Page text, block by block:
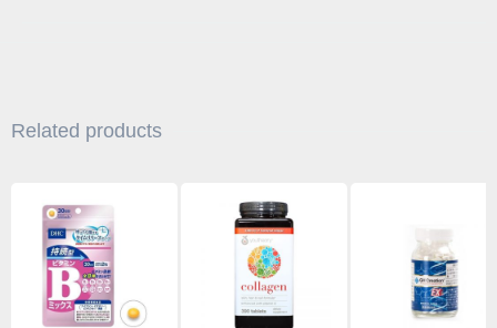
Related products